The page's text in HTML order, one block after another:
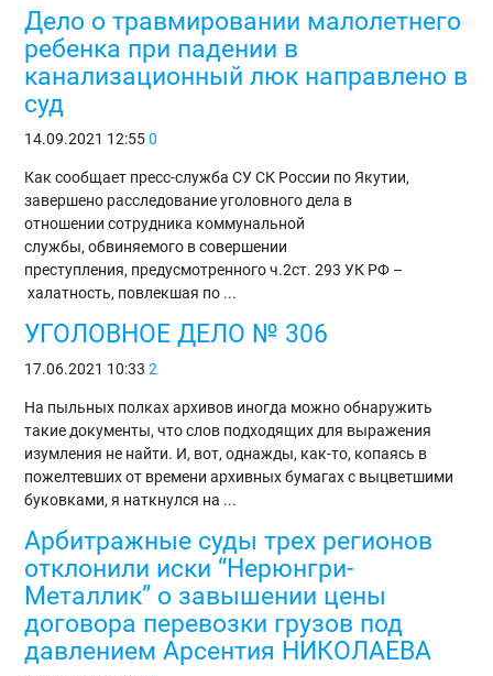
Дело о травмировании малолетнего
ребенка при падении в
канализационный люк направлено в
суд
14.09.2021 12:55 0
Как сообщает пресс-служба СУ СК России по Якутии,
завершено расследование уголовного дела в
отношении сотрудника коммунальной
службы, обвиняемого в совершении
преступления, предусмотренного ч.2ст. 293 УК РФ –
халатность, повлекшая по ...
УГОЛОВНОЕ ДЕЛО № 306
17.06.2021 10:33 2
На пыльных полках архивов иногда можно обнаружить
такие документы, что слов подходящих для выражения
изумления не найти. И, вот, однажды, как-то, копаясь в
пожелтевших от времени архивных бумагах с выцветшими
буковками, я наткнулся на ...
Арбитражные суды трех регионов
отклонили иски “Нерюнгри-
Металлик” о завышении цены
договора перевозки грузов под
давлением Арсентия НИКОЛАЕВА